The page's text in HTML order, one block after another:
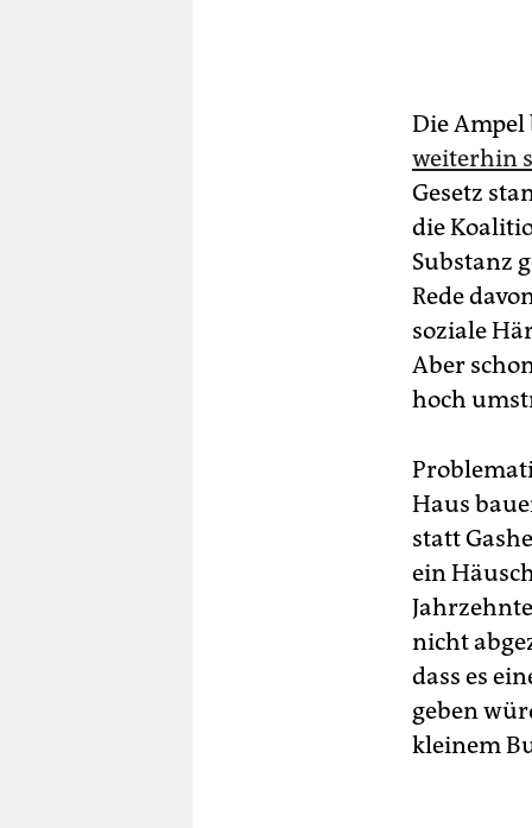
Die
weiterhin
Gesetz
die
Substanz
Rede
soziale
Aber
hoch
Haus
statt
ein
nicht
dass es
geben
kleinem